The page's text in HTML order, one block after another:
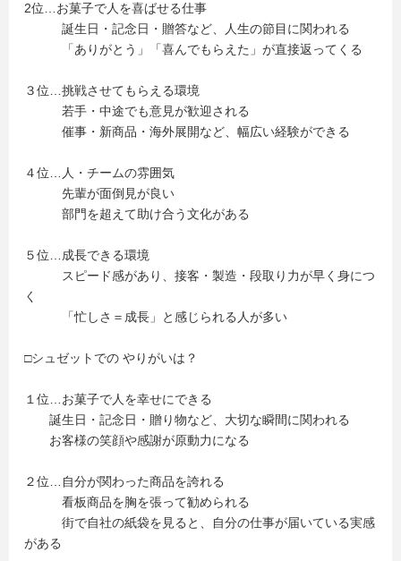
2位…お菓子で人を喜ばせる仕事
誕生日・記念日・贈答など、人生の節目に関われる
「ありがとう」「喜んでもらえた」が直接返ってくる
３位…挑戦させてもらえる環境
若手・中途でも意見が歓迎される
催事・新商品・海外展開など、幅広い経験ができる
４位…人・チームの雰囲気
先輩が面倒見が良い
部門を超えて助け合う文化がある
５位…成長できる環境
スピード感があり、接客・製造・段取り力が早く身につ
く
「忙しさ＝成長」と感じられる人が多い
□シュゼットでの やりがいは？
１位…お菓子で人を幸せにできる
誕生日・記念日・贈り物など、大切な瞬間に関われる
お客様の笑顔や感謝が原動力になる
２位…自分が関わった商品を誇れる
看板商品を胸を張って勧められる
街で自社の紙袋を見ると、自分の仕事が届いている実感
がある